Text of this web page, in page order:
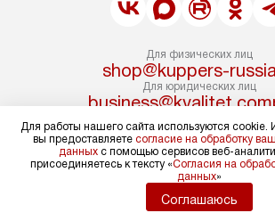
Для физических лиц
shop@kuppers-
Для юридических лиц
НАПИСАТЬ
Политика
Условия продажи
Для работы нашего сайта используются cookie.
вы предоставляете согласие на обработку
данных с помощью сервисов веб-
присоединяетесь к тексту «Согласия на
данных»
Соглашаюсь